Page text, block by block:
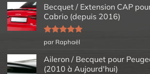
Becquet / Extension CAP
Cabrio (depuis 2016)
Note5sur
5
par Raphaël
Aileron / Becquet pour
(2010 à Aujourd'hui)